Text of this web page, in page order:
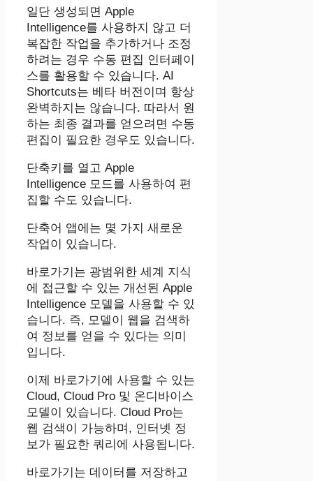
일단 생성되면 Apple
Intelligence를 사용하지 않고 더
복잡한 작업을 추가하거나 조정
하려는 경우 수동 편집 인터페이
스를 활용할 수 있습니다. AI
Shortcuts는 베타 버전이며 항상
완벽하지는 않습니다. 따라서 원
하는 최종 결과를 얻으려면 수동
편집이 필요한 경우도 있습니다.
단축키를 열고 ‌Apple
Intelligence‌ 모드를 사용하여 편
집할 수도 있습니다.
단축어 앱에는 몇 가지 새로운
작업이 있습니다.
바로가기는 광범위한 세계 지식
에 접근할 수 있는 개선된 Apple
Intelligence 모델을 사용할 수 있
습니다. 즉, 모델이 웹을 검색하
여 정보를 얻을 수 있다는 의미
입니다.
이제 바로가기에 사용할 수 있는
Cloud, Cloud Pro 및 온디바이스
모델이 있습니다. Cloud Pro는
웹 검색이 가능하며, 인터넷 정
보가 필요한 쿼리에 사용됩니다.
바로가기는 데이터를 저장하고